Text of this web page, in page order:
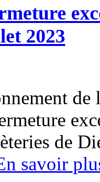
2023
de
de
savoir